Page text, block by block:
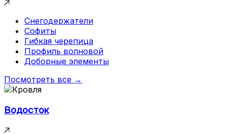
Снегодержатели
Софиты
Гибкая черепица
Профиль волновой
Доборные элементы
Посмотреть все →
Водосток